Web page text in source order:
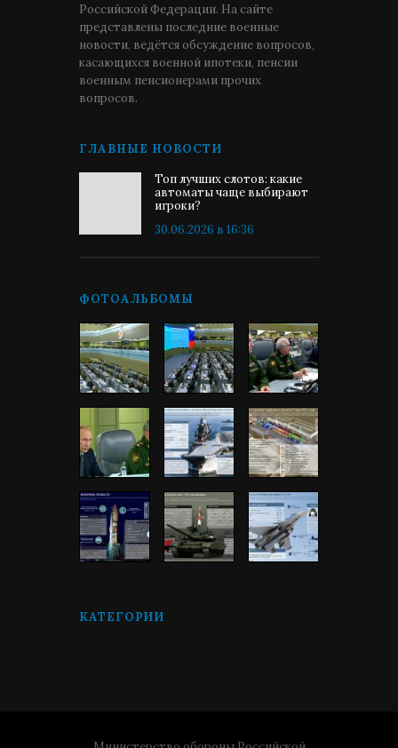
Российской Федерации. На сайте
представлены последние военные
новости, ведётся обсуждение вопросов,
касающихся военной ипотеки, пенсии
военным пенсионерами прочих
вопросов.
ГЛАВНЫЕ НОВОСТИ
Топ лучших слотов: какие
автоматы чаще выбирают
игроки?
30.06.2026 в 16:36
ФОТОАЛЬБОМЫ
КАТЕГОРИИ